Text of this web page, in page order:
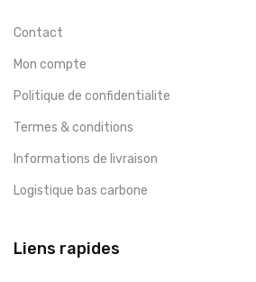
Contact
Mon compte
Politique de confidentialite
Termes & conditions
Informations de livraison
Logistique bas carbone
Liens rapides